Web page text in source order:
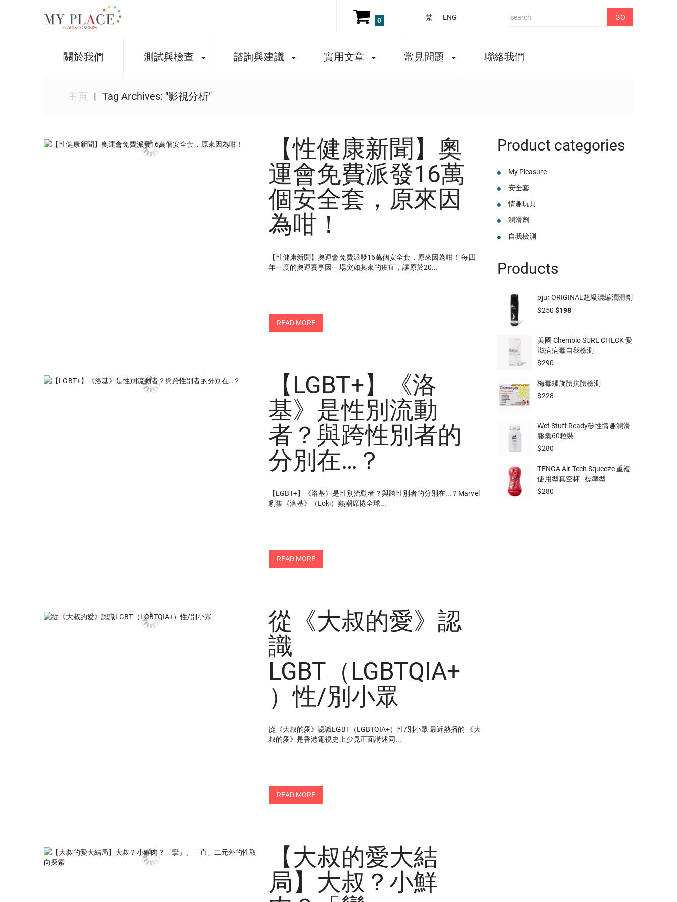
繁 ENG
0
關於我們 測試與檢查 諮詢與建議 實用文章 常見問題 聯絡我們
主頁 Tag Archives: "影視分析"
【性健康新聞】奧
運會免費派發16萬
個安全套，原來因
為咁！
【性健康新聞】奧運會免費派發16萬個安全套，原來因為咁！ 每四
年一度的奧運賽事因一場突如其來的疫症，讓原於20...
READ MORE
【LGBT+】《洛
基》是性別流動
者？與跨性別者的
分別在…？
【LGBT+】《洛基》是性別流動者？與跨性別者的分別在...？Marvel
劇集《洛基》（Loki）熱潮席捲全球...
READ MORE
從《大叔的愛》認
識
LGBT（LGBTQIA+
）性/別小眾
從《大叔的愛》認識LGBT（LGBTQIA+）性/別小眾 最近熱播的 《大
叔的愛》是香港電視史上少見正面講述同...
READ MORE
【大叔的愛大結
局】大叔？小鮮
Product categories
My Pleasure
安全套
情趣玩具
潤滑劑
自我檢測
Products
pjur ORIGINAL超級濃縮潤滑劑
$250$198
美國 Chembio SURE CHECK 愛
滋病病毒自我檢測
$290
梅毒螺旋體抗體檢測
$228
Wet Stuff Ready矽性情趣潤滑
膠囊60粒裝
$280
TENGA Air-Tech Squeeze 重複
使用型真空杯 - 標準型
$280